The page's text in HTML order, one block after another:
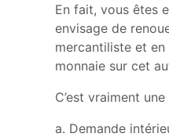
En fait, vous êtes
envisage de
mercantiliste et
monnaie sur cet
C’est vraiment
a. Demande